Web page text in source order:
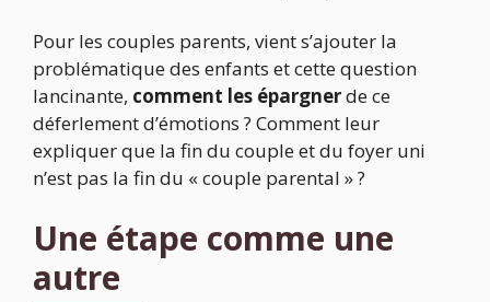
Pour les couples parents, vient s’ajouter la
problématique des enfants et cette question
lancinante, comment les épargnerde ce
déferlement d’émotions ? Comment leur
expliquer que la fin du couple et du foyer uni
n’est pas la fin du « couple parental » ?
Une étape comme une
autre